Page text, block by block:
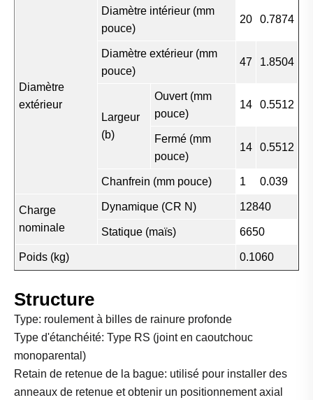
Diamètre
extérieur
Diamètre intérieur (mm
pouce)
20 0.7874
Diamètre extérieur (mm
pouce)
47 1.8504
Largeur
(b)
Ouvert (mm
pouce)
14 0.5512
Fermé (mm
pouce)
14 0.5512
Chanfrein (mm pouce) 1 0.039
Charge
nominale
Dynamique (CR N) 12840
Statique (maïs) 6650
Poids (kg) 0.1060
Structure
Type: roulement à billes de rainure profonde
Type d'étanchéité: Type RS (joint en caoutchouc
monoparental)
Retain de retenue de la bague: utilisé pour installer des
anneaux de retenue et obtenir un positionnement axial